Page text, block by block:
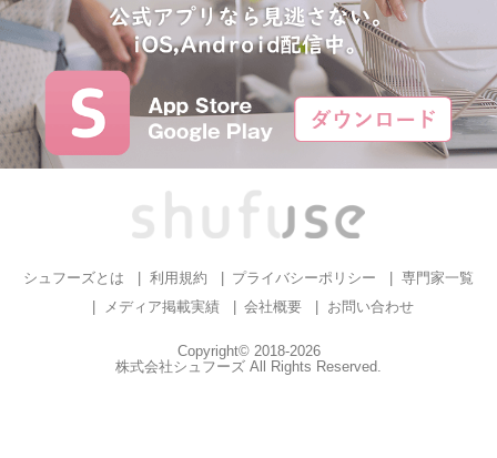
シュフーズとは 利用規約 プライバシーポリシー
専門家一覧
メディア掲載実績
会社概要 お問い合わせ
Copyright© 2018-2026
株式会社シュフーズ All Rights Reserved.